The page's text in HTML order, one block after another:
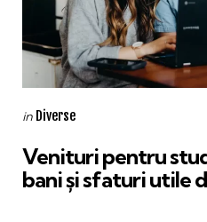
Categories
Posted
in Diverse
Venituri pentru
bani și sfaturi utile